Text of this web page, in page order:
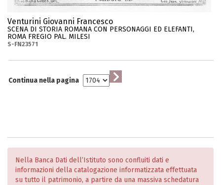
Venturini Giovanni Francesco
SCENA DI STORIA ROMANA CON PERSONAGGI ED ELEFANTI,
ROMA FREGIO PAL. MILESI
S-FN23571
Continua nella pagina
Nella Banca Dati dell’Istituto sono confluiti dati e
informazioni della catalogazione informatizzata effettuata
su tutto il patrimonio, a partire da una massiva schedatura